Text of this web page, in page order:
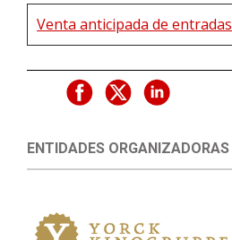
Venta anticipada de entradas
ENTIDADES ORGANIZADORAS